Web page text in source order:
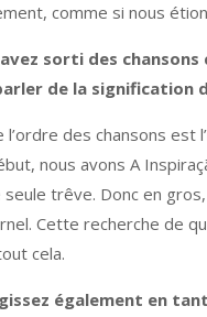
comme si nous
avez sorti des
de la signification
des chansons
nous avons A
seule trêve. Donc en
Cette recherche de
cela.
également en